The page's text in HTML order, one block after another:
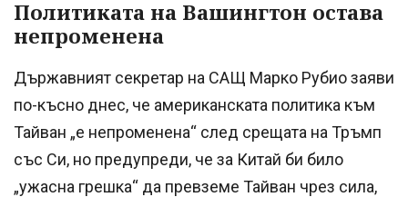
Политиката на Вашингтон остава
непроменена
Държавният секретар на САЩ Марко Рубио заяви
по-късно днес, че американската политика към
Тайван „е непроменена“ след срещата на Тръмп
със Си, но предупреди, че за Китай би било
„ужасна грешка“ да превземе Тайван чрез сила,